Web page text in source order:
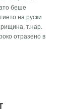
беше
на руски
т.нар.
отразено в